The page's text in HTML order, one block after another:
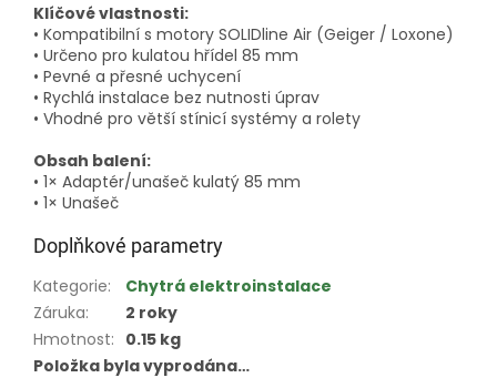
Klíčové vlastnosti:
• Kompatibilní s motory SOLIDline Air (Geiger / Loxone)
• Určeno pro kulatou hřídel 85 mm
• Pevné a přesné uchycení
• Rychlá instalace bez nutnosti úprav
• Vhodné pro větší stínicí systémy a rolety
Obsah balení:
• 1× Adaptér/unašeč kulatý 85 mm
• 1× Unašeč
Doplňkové parametry
Kategorie:
Chytrá elektroinstalace
Záruka:
2 roky
Hmotnost: 0.15 kg
Položka byla vyprodána…